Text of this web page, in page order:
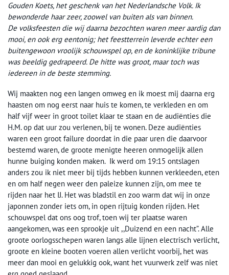
Gouden Koets, het geschenk van het Nederlandsche Volk. Ik
bewonderde haar zeer, zoowel van buiten als van binnen.
De volksfeesten die wij daarna bezochten waren meer aardig dan
mooi, en ook erg eentonig; het feestterrein leverde echter een
buitengewoon vroolijk schouwspel op, en de koninklijke tribune
was beeldig gedrapeerd. De hitte was groot, maar toch was
iedereen in de beste stemming.
Wij maakten nog een langen omweg en ik moest mij daarna erg
haasten om nog eerst naar huis te komen, te verkleden en om
half vijf weer in groot toilet klaar te staan en de audiënties die
H.M. op dat uur zou verlenen, bij te wonen. Deze audiënties
waren een groot failure doordat in die paar uren die daarvoor
bestemd waren, de groote menigte heeren onmogelijk allen
hunne buiging konden maken. Ik werd om 19:15 ontslagen
anders zou ik niet meer bij tijds hebben kunnen verkleeden, eten
en om half negen weer den paleize kunnen zijn, om mee te
rijden naar het IJ. Het was bladstil en zoo warm dat wij in onze
japonnen zonder iets om, in open rijtuig konden rijden. Het
schouwspel dat ons oog trof, toen wij ter plaatse waren
aangekomen, was een sprookje uit ,,Duizend en een nacht”. Alle
groote oorlogsschepen waren langs alle lijnen electrisch verlicht,
groote en kleine booten voeren allen verlicht voorbij, het was
meer dan mooi en gelukkig ook, want het vuurwerk zelf was niet